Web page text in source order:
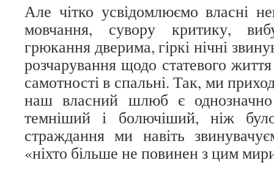
Але чітко усвідомлюємо власні
мовчання, сувору критику,
грюкання дверима, гіркі нічні
розчарування щодо статевого
самотності в спальні. Так, ми
наш власний шлюб є однозначно
темніший і болючіший, ніж
страждання ми навіть
«ніхто більше не повинен з цим